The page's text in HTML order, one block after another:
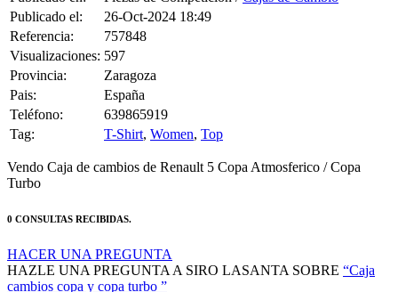
HACER UNA PREGUNTA
HAZLE UNA PREGUNTA A SIRO LASANTA SOBRE
cambios copa y copa turbo ”
Debes estar logueado para poder realizar la consulta